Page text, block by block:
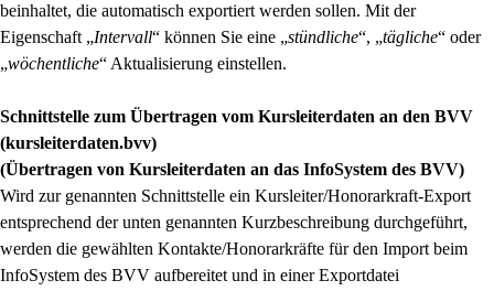
beinhaltet, die automatisch exportiert werden sollen. Mit der
Eigenschaft „Intervall“ können Sie eine „stündliche“, „tägliche“ oder
„wöchentliche“ Aktualisierung einstellen.
Schnittstelle zum Übertragen vom Kursleiterdaten an den BVV
(kursleiterdaten.bvv)
(Übertragen von Kursleiterdaten an das InfoSystem des BVV)
Wird zur genannten Schnittstelle ein Kursleiter/Honorarkraft-Export
entsprechend der unten genannten Kurzbeschreibung durchgeführt,
werden die gewählten Kontakte/Honorarkräfte für den Import beim
InfoSystem des BVV aufbereitet und in einer Exportdatei